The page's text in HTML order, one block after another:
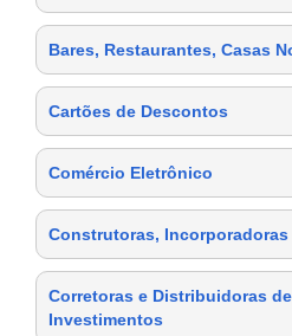
Bares, Restaurantes, Casas
Cartões de Descontos
Comércio Eletrônico
Construtoras,
Corretoras e Distribuidoras
Investimentos